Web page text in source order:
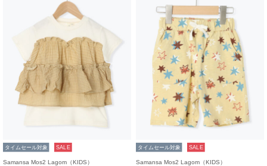
タイムセール対象 SALE
Samansa Mos2 Lagom（KIDS）
タイムセール対象 SALE
Samansa Mos2 Lagom（KIDS）